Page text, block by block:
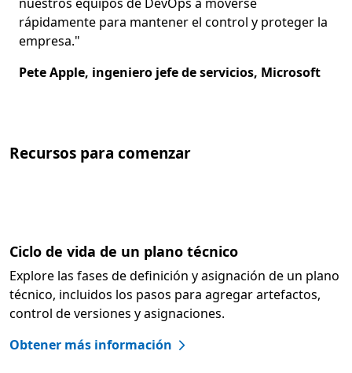
rápidamente para mantener el control y proteger la
empresa."
Pete Apple, ingeniero jefe de servicios, Microsoft
Recursos para comenzar
Ciclo de vida de un plano técnico
Explore las fases de definición y asignación de un plano
técnico, incluidos los pasos para agregar artefactos,
control de versiones y asignaciones.
Obtener más información